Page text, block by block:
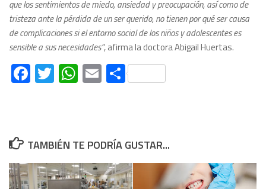
que los sentimientos de miedo, ansiedad y preocupación, así como de
tristeza ante la pérdida de un ser querido, no tienen por qué ser causa
de complicaciones si el entorno social de los niños y adolescentes es
sensible a sus necesidades”, afirma la doctora Abigail Huertas.
Facebook
Twitter
WhatsApp
EmailCompartir
TAMBIÉN TE PODRÍA GUSTAR...